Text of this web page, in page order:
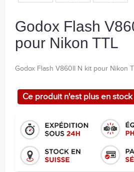
Godox Flash
pour Nikon TTL
Godox Flash V860II N kit pour Nikon
Ce produit n'est plus en stock